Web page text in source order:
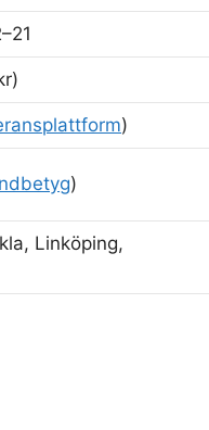
)
)
Linköping,